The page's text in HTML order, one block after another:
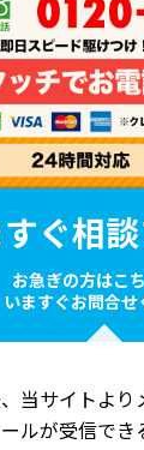
ぐ相
お急ぎの方はこ
いますぐお問合せ
当サイトより
ルが受信でき